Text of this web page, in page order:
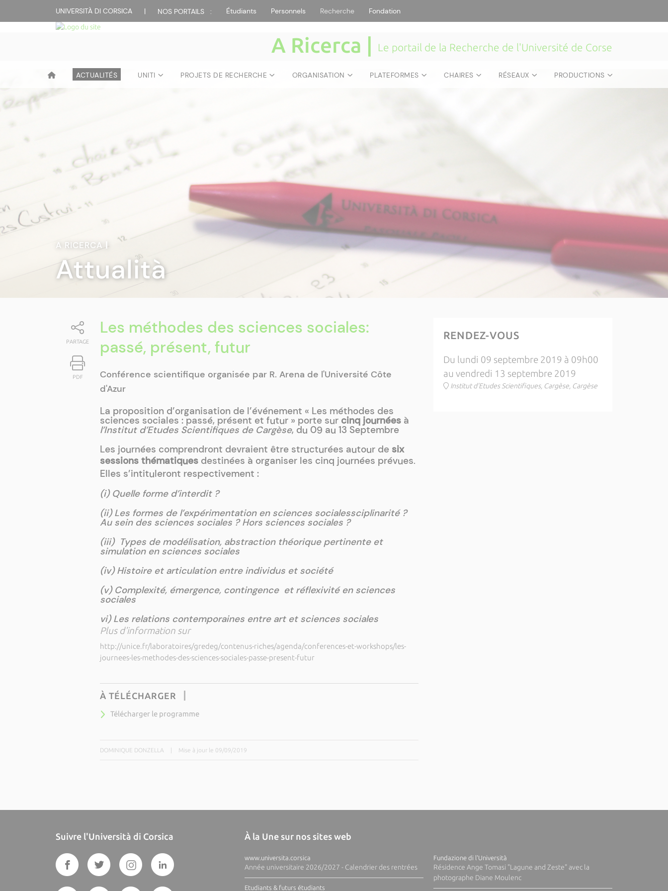
UNIVERSITÀ DI CORSICA | NOS PORTAILS : Étudiants Personnels Recherche Fondation
A Ricerca | Le portail de la Recherche de l'Université de Corse
ACTUALITÉS UNITI PROJETS DE RECHERCHE ORGANISATION PLATEFORMES CHAIRES RÉSEAUX PRODUCTIONS
A RICERCA|
Attualità
PARTAGE
PDF
Les méthodes des sciences sociales:
passé, présent, futur
Conférence scientifique organisée par R. Arena de l'Université Côte
d'Azur
La proposition d’organisation de l’événement « Les méthodes des
sciences sociales : passé, présent et futur » porte sur cinq journées à
l’Institut d’Etudes Scientifiques de Cargèse, du 09 au 13 Septembre
Les journées comprendront devraient être structurées autour de six
sessions thématiquesdestinées à organiser les cinq journées prévues.
Elles s’intituleront respectivement :
(i) Quelle forme d’interdit ?
(ii) Les formes de l’expérimentation en sciences socialessciplinarité ?
Au sein des sciences sociales ? Hors sciences sociales ?
(iii) Types de modélisation, abstraction théorique pertinente et
simulation en sciences sociales
(iv) Histoire et articulation entre individus et société
(v) Complexité, émergence, contingence et réflexivité en sciences
sociales
vi) Les relations contemporaines entre art et sciences sociales
Plus d'information sur
http://unice.fr/laboratoires/gredeg/contenus-riches/agenda/conferences-et-workshops/les-
journees-les-methodes-des-sciences-sociales-passe-present-futur
À TÉLÉCHARGER
Télécharger le programme
DOMINIQUE DONZELLA Mise à jour le 09/09/2019
RENDEZ-VOUS
Du lundi 09 septembre 2019 à 09h00
au vendredi 13 septembre 2019
Institut d'Etudes Scientifiques, Cargèse, Cargèse
Suivre l'Università di Corsica À la Une sur nos sites web
www.universita.corsica
Année universitaire 2026/2027 - Calendrier des rentrées
Etudiants & futurs étudiants
Fundazione di l'Università
Résidence Ange Tomasi "Lagune and Zeste" avec la
photographe Diane Moulenc